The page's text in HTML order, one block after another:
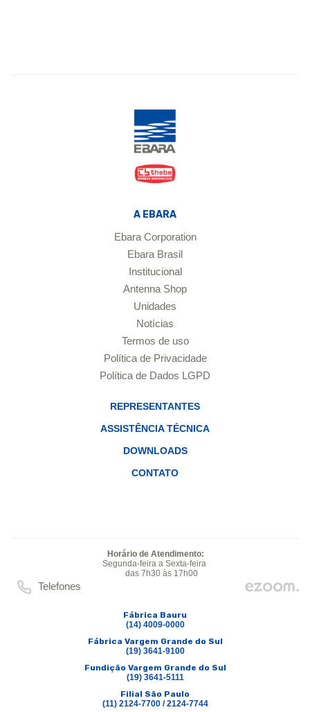
A EBARA
Ebara Corporation
Ebara Brasil
Institucional
Antenna Shop
Unidades
Notícias
Termos de uso
Política de Privacidade
Política de Dados LGPD
REPRESENTANTES
ASSISTÊNCIA TÉCNICA
DOWNLOADS
CONTATO
Horário de Atendimento:
Segunda-feira a Sexta-feira
das 7h30 às 17h00
Telefones
Fábrica Bauru
(14) 4009-0000
Fábrica Vargem Grande do Sul
(19) 3641-9100
Fundição Vargem Grande do Sul
(19) 3641-5111
Filial São Paulo
(11) 2124-7700 / 2124-7744